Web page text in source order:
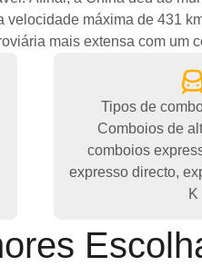
máxima de 431
mais extensa com um
Tipos de
Comboios de
comboios
expresso directo,
K